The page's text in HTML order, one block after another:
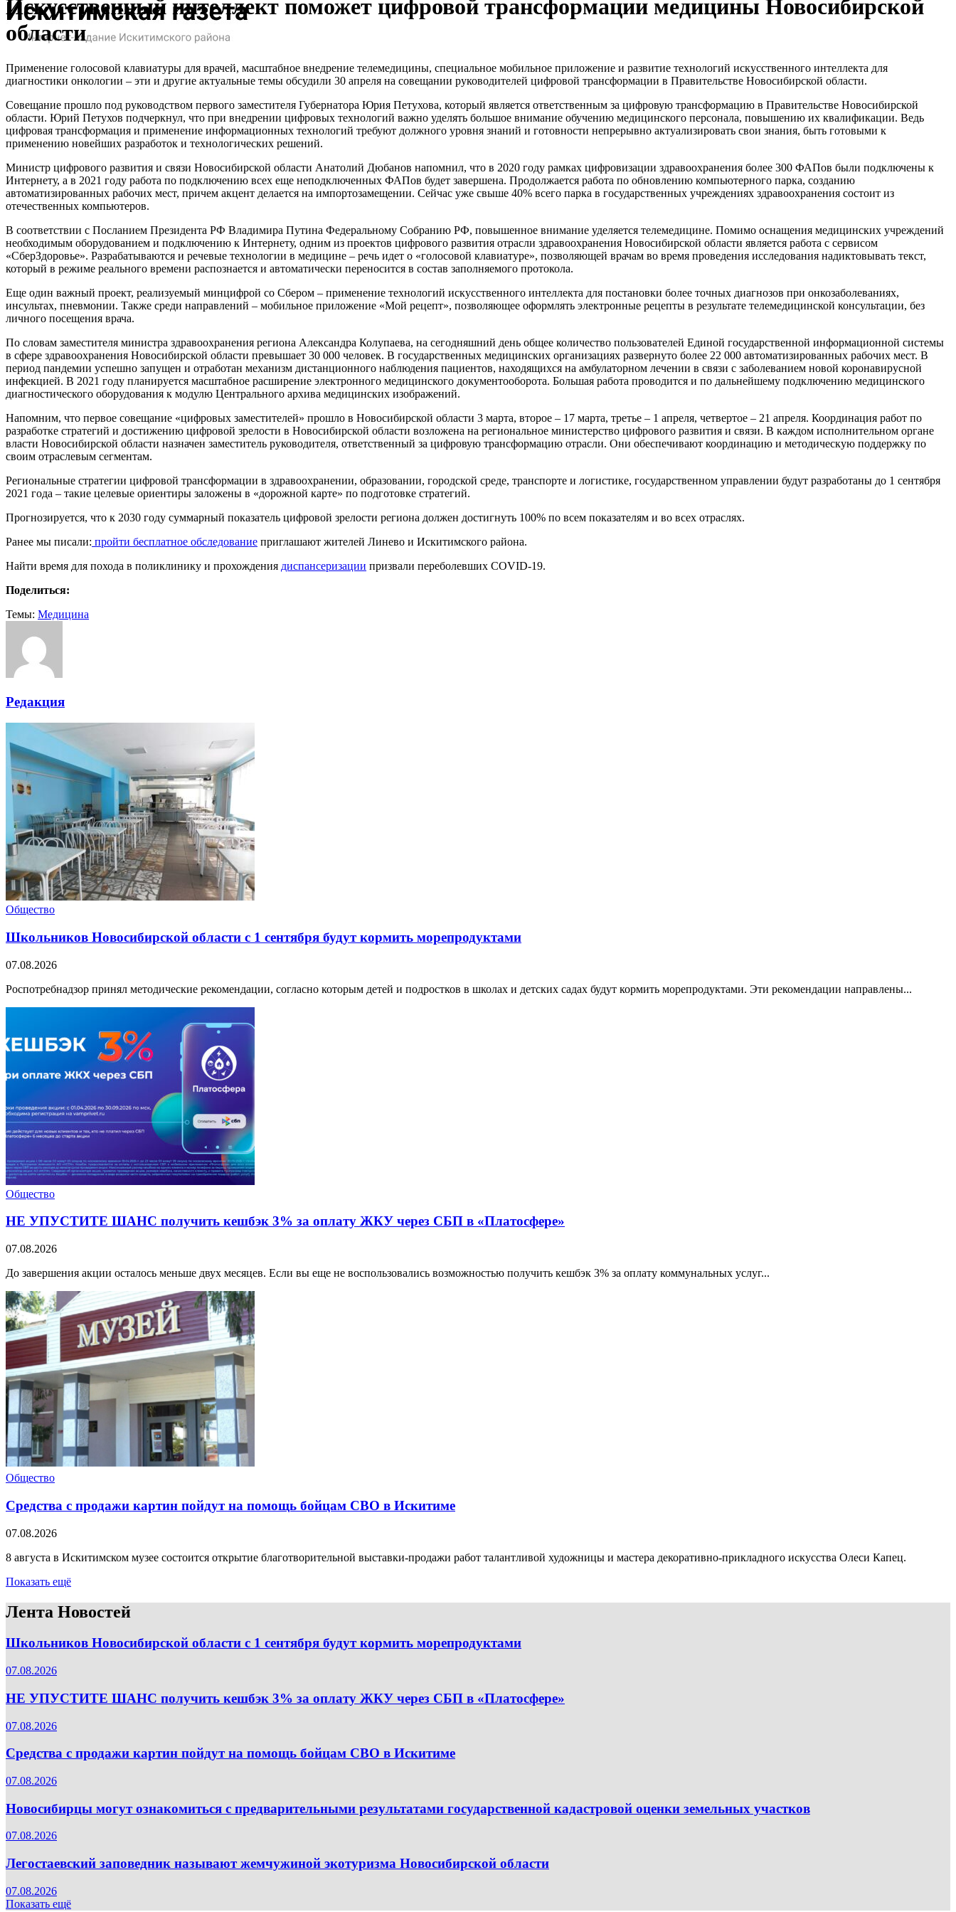
Искусственный интеллект поможет цифровой трансформации медицины Новосибирской
области
Применение голосовой клавиатуры для врачей, масштабное внедрение телемедицины, специальное мобильное приложение и развитие технологий искусственного интеллекта для
диагностики онкологии – эти и другие актуальные темы обсудили 30 апреля на совещании руководителей цифровой трансформации в Правительстве Новосибирской области.
Совещание прошло под руководством первого заместителя Губернатора Юрия Петухова, который является ответственным за цифровую трансформацию в Правительстве Новосибирской
области. Юрий Петухов подчеркнул, что при внедрении цифровых технологий важно уделять большое внимание обучению медицинского персонала, повышению их квалификации. Ведь
цифровая трансформация и применение информационных технологий требуют должного уровня знаний и готовности непрерывно актуализировать свои знания, быть готовыми к
применению новейших разработок и технологических решений.
Министр цифрового развития и связи Новосибирской области Анатолий Дюбанов напомнил, что в 2020 году рамках цифровизации здравоохранения более 300 ФАПов были подключены к
Интернету, а в 2021 году работа по подключению всех еще неподключенных ФАПов будет завершена. Продолжается работа по обновлению компьютерного парка, созданию
автоматизированных рабочих мест, причем акцент делается на импортозамещении. Сейчас уже свыше 40% всего парка в государственных учреждениях здравоохранения состоит из
отечественных компьютеров.
В соответствии с Посланием Президента РФ Владимира Путина Федеральному Собранию РФ, повышенное внимание уделяется телемедицине. Помимо оснащения медицинских учреждений
необходимым оборудованием и подключению к Интернету, одним из проектов цифрового развития отрасли здравоохранения Новосибирской области является работа с сервисом
«СберЗдоровье». Разрабатываются и речевые технологии в медицине – речь идет о «голосовой клавиатуре», позволяющей врачам во время проведения исследования надиктовывать текст,
который в режиме реального времени распознается и автоматически переносится в состав заполняемого протокола.
Еще один важный проект, реализуемый минцифрой со Сбером – применение технологий искусственного интеллекта для постановки более точных диагнозов при онкозаболеваниях,
инсультах, пневмонии. Также среди направлений – мобильное приложение «Мой рецепт», позволяющее оформлять электронные рецепты в результате телемедицинской консультации, без
личного посещения врача.
По словам заместителя министра здравоохранения региона Александра Колупаева, на сегодняшний день общее количество пользователей Единой государственной информационной системы
в сфере здравоохранения Новосибирской области превышает 30 000 человек. В государственных медицинских организациях развернуто более 22 000 автоматизированных рабочих мест. В
период пандемии успешно запущен и отработан механизм дистанционного наблюдения пациентов, находящихся на амбулаторном лечении в связи с заболеванием новой коронавирусной
инфекцией. В 2021 году планируется масштабное расширение электронного медицинского документооборота. Большая работа проводится и по дальнейшему подключению медицинского
диагностического оборудования к модулю Центрального архива медицинских изображений.
Напомним, что первое совещание «цифровых заместителей» прошло в Новосибирской области 3 марта, второе – 17 марта, третье – 1 апреля, четвертое – 21 апреля. Координация работ по
разработке стратегий и достижению цифровой зрелости в Новосибирской области возложена на региональное министерство цифрового развития и связи. В каждом исполнительном органе
власти Новосибирской области назначен заместитель руководителя, ответственный за цифровую трансформацию отрасли. Они обеспечивают координацию и методическую поддержку по
своим отраслевым сегментам.
Региональные стратегии цифровой трансформации в здравоохранении, образовании, городской среде, транспорте и логистике, государственном управлении будут разработаны до 1 сентября
2021 года – такие целевые ориентиры заложены в «дорожной карте» по подготовке стратегий.
Прогнозируется, что к 2030 году суммарный показатель цифровой зрелости региона должен достигнуть 100% по всем показателям и во всех отраслях.
Ранее мы писали: пройти бесплатное обследование приглашают жителей Линево и Искитимского района.
Найти время для похода в поликлинику и прохождения диспансеризации призвали переболевших COVID-19.
Поделиться:
Темы: Медицина
Редакция
Общество
Школьников Новосибирской области с 1 сентября будут кормить морепродуктами
07.08.2026
Роспотребнадзор принял методические рекомендации, согласно которым детей и подростков в школах и детских садах будут кормить морепродуктами. Эти рекомендации направлены...
Общество
НЕ УПУСТИТЕ ШАНС получить кешбэк 3% за оплату ЖКУ через СБП в «Платосфере»
07.08.2026
До завершения акции осталось меньше двух месяцев. Если вы еще не воспользовались возможностью получить кешбэк 3% за оплату коммунальных услуг...
Общество
Средства с продажи картин пойдут на помощь бойцам СВО в Искитиме
07.08.2026
8 августа в Искитимском музее состоится открытие благотворительной выставки‑продажи работ талантливой художницы и мастера декоративно-прикладного искусства Олеси Капец.
Показать ещё
Лента Новостей
Школьников Новосибирской области с 1 сентября будут кормить морепродуктами
07.08.2026
НЕ УПУСТИТЕ ШАНС получить кешбэк 3% за оплату ЖКУ через СБП в «Платосфере»
07.08.2026
Средства с продажи картин пойдут на помощь бойцам СВО в Искитиме
07.08.2026
Новосибирцы могут ознакомиться с предварительными результатами государственной кадастровой оценки земельных участков
07.08.2026
Легостаевский заповедник называют жемчужиной экотуризма Новосибирской области
07.08.2026
Показать ещё